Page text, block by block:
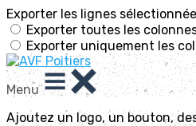
Exporter les lignes
Exporter toutes les
Exporter uniquement les
Menu
Ajoutez un logo, un bouton,